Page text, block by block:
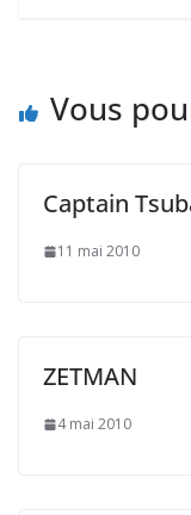
Vous
Captain
11 mai 2010
ZETMAN
4 mai 2010